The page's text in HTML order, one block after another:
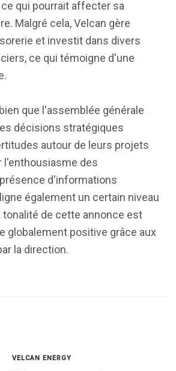
qui pourrait affecter sa
Malgré cela, Velcan gère
et investit dans divers
ce qui témoigne d'une
que l'assemblée générale
décisions stratégiques
autour de leurs projets
l'enthousiasme des
d'informations
également un certain niveau
tonalité de cette annonce est
globalement positive grâce aux
la direction.
VELCAN ENERGY